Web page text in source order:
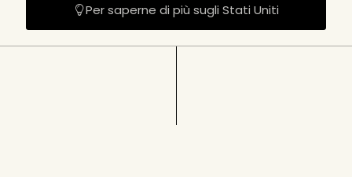
Per saperne di più sugli Stati Uniti